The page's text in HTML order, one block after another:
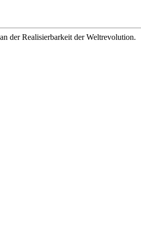
der Realisierbarkeit der Weltrevolution.